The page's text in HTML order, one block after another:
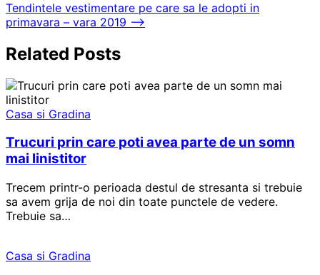
articole
Tendintele vestimentare pe care sa le adopti in
primavara – vara 2019 ⟶
Related Posts
Casa si Gradina
Trucuri prin care poti avea parte de un somn
mai linistitor
Trecem printr-o perioada destul de stresanta si trebuie
sa avem grija de noi din toate punctele de vedere.
Trebuie sa…
Casa si Gradina